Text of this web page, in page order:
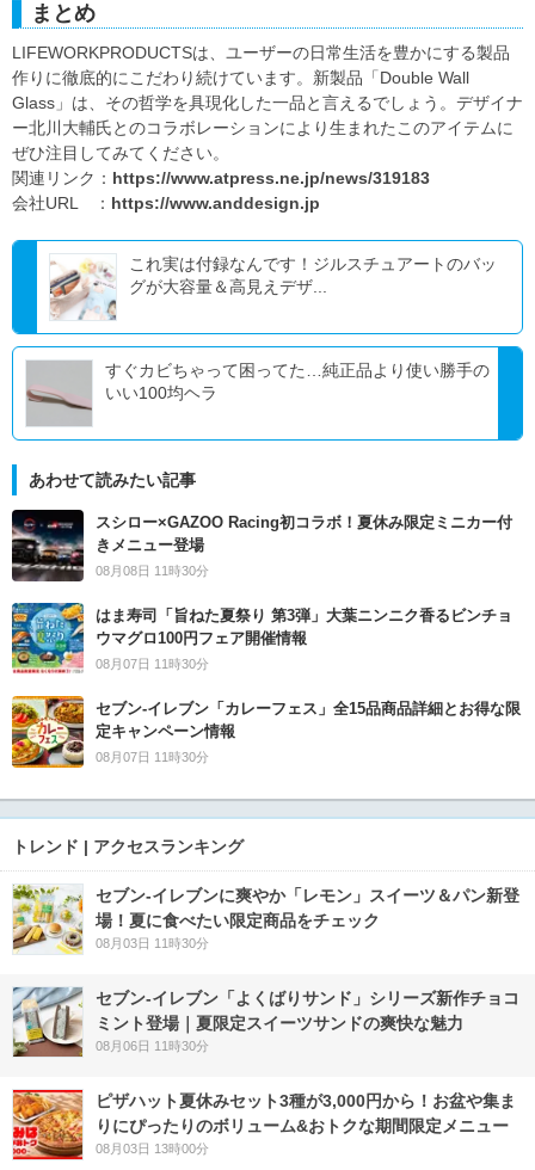
まとめ
LIFEWORKPRODUCTSは、ユーザーの日常生活を豊かにする製品
作りに徹底的にこだわり続けています。新製品「Double Wall
Glass」は、その哲学を具現化した一品と言えるでしょう。デザイナ
ー北川大輔氏とのコラボレーションにより生まれたこのアイテムに
ぜひ注目してみてください。
関連リンク： https://www.atpress.ne.jp/news/319183
会社URL ： https://www.anddesign.jp
これ実は付録なんです！ジルスチュアートのバッ
グが大容量＆高見えデザ...
すぐカビちゃって困ってた…純正品より使い勝手の
いい100均ヘラ
あわせて読みたい記事
スシロー×GAZOO Racing初コラボ！夏休み限定ミニカー付
きメニュー登場
08月08日 11時30分
はま寿司「旨ねた夏祭り 第3弾」大葉ニンニク香るビンチョ
ウマグロ100円フェア開催情報
08月07日 11時30分
セブン‐イレブン「カレーフェス」全15品商品詳細とお得な限
定キャンペーン情報
08月07日 11時30分
トレンド | アクセスランキング
セブン‐イレブンに爽やか「レモン」スイーツ＆パン新登
場！夏に食べたい限定商品をチェック
08月03日 11時30分
セブン‐イレブン「よくばりサンド」シリーズ新作チョコ
ミント登場｜夏限定スイーツサンドの爽快な魅力
08月06日 11時30分
ピザハット夏休みセット3種が3,000円から！お盆や集ま
りにぴったりのボリューム&おトクな期間限定メニュー
08月03日 13時00分